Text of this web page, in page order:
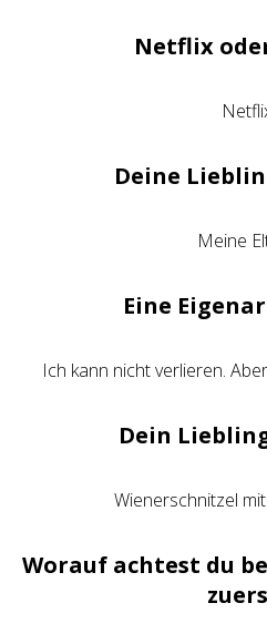
Netflix
Deine
Meine
Eine
Ich kann nicht verlieren.
Dein
Wienerschnitzel
Worauf achtest du